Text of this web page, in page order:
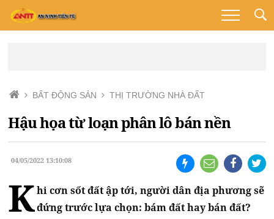
BẤT ĐỘNG SẢN THỊ TRƯỜNG NHÀ ĐẤT
Hậu họa từ loạn phân lô bán nền
04/05/2022 13:10:08
Khi cơn sốt đất ập tới, người dân địa phương sẽ
đứng trước lựa chọn: bám đất hay bán đất?